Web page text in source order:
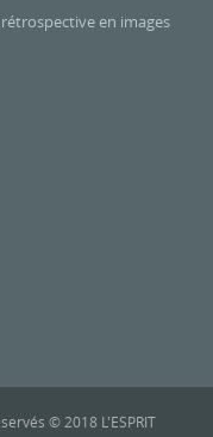
en images
© 2018 L'ESPRIT